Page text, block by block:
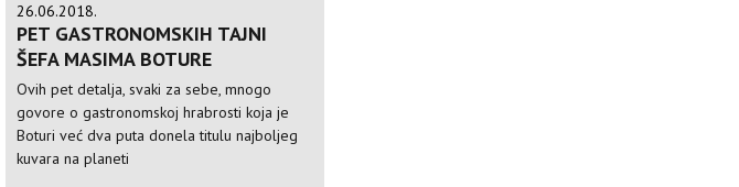
26.06.2018.
PET GASTRONOMSKIH TAJNI
ŠEFA MASIMA BOTURE
Ovih pet detalja, svaki za sebe, mnogo
govore o gastronomskoj hrabrosti koja je
Boturi već dva puta donela titulu najboljeg
kuvara na planeti